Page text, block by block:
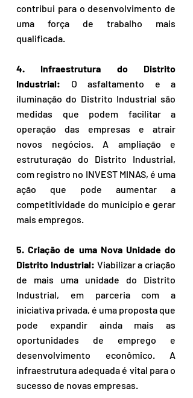
contribui para o desenvolvimento de
uma força de trabalho mais
qualificada.
4. Infraestrutura do Distrito
Industrial: O asfaltamento e a
iluminação do Distrito Industrial são
medidas que podem facilitar a
operação das empresas e atrair
novos negócios. A ampliação e
estruturação do Distrito Industrial,
com registro no INVEST MINAS, é uma
ação que pode aumentar a
competitividade do município e gerar
mais empregos.
5. Criação de uma Nova Unidade do
Distrito Industrial: Viabilizar a criação
de mais uma unidade do Distrito
Industrial, em parceria com a
iniciativa privada, é uma proposta que
pode expandir ainda mais as
oportunidades de emprego e
desenvolvimento econômico. A
infraestrutura adequada é vital para o
sucesso de novas empresas.